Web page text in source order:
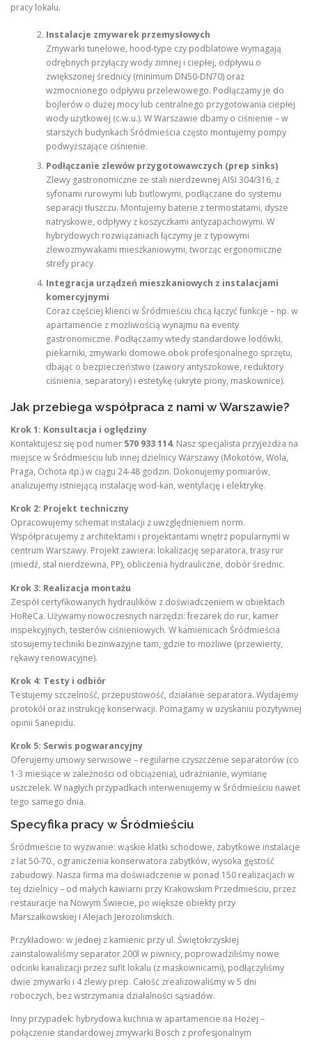
pracy lokalu.
Instalacje zmywarek przemysłowych
Zmywarki tunelowe, hood-type czy podblatowe wymagają
odrębnych przyłączy wody zimnej i ciepłej, odpływu o
zwiększonej średnicy (minimum DN50-DN70) oraz
wzmocnionego odpływu przelewowego. Podłączamy je do
bojlerów o dużej mocy lub centralnego przygotowania ciepłej
wody użytkowej (c.w.u.). W Warszawie dbamy o ciśnienie – w
starszych budynkach Śródmieścia często montujemy pompy
podwyższające ciśnienie.
Podłączanie zlewów przygotowawczych (prep sinks)
Zlewy gastronomiczne ze stali nierdzewnej AISI 304/316, z
syfonami rurowymi lub butlowymi, podłączane do systemu
separacji tłuszczu. Montujemy baterie z termostatami, dysze
natryskowe, odpływy z koszyczkami antyzapachowymi. W
hybrydowych rozwiązaniach łączymy je z typowymi
zlewozmywakami mieszkaniowymi, tworząc ergonomiczne
strefy pracy.
Integracja urządzeń mieszkaniowych z instalacjami
komercyjnymi
Coraz częściej klienci w Śródmieściu chcą łączyć funkcje – np. w
apartamencie z możliwością wynajmu na eventy
gastronomiczne. Podłączamy wtedy standardowe lodówki,
piekarniki, zmywarki domowe obok profesjonalnego sprzętu,
dbając o bezpieczeństwo (zawory antyszokowe, reduktory
ciśnienia, separatory) i estetykę (ukryte piony, maskownice).
Jak przebiega współpraca z nami w Warszawie?
Krok 1: Konsultacja i oględziny
Kontaktujesz się pod numer 570 933 114. Nasz specjalista przyjeżdża na
miejsce w Śródmieściu lub innej dzielnicy Warszawy (Mokotów, Wola,
Praga, Ochota itp.) w ciągu 24-48 godzin. Dokonujemy pomiarów,
analizujemy istniejącą instalację wod-kan, wentylację i elektrykę.
Krok 2: Projekt techniczny
Opracowujemy schemat instalacji z uwzględnieniem norm.
Współpracujemy z architektami i projektantami wnętrz popularnymi w
centrum Warszawy. Projekt zawiera: lokalizację separatora, trasy rur
(miedź, stal nierdzewna, PP), obliczenia hydrauliczne, dobór średnic.
Krok 3: Realizacja montażu
Zespół certyfikowanych hydraulików z doświadczeniem w obiektach
HoReCa. Używamy nowoczesnych narzędzi: frezarek do rur, kamer
inspekcyjnych, testerów ciśnieniowych. W kamienicach Śródmieścia
stosujemy techniki bezinwazyjne tam, gdzie to możliwe (przewierty,
rękawy renowacyjne).
Krok 4: Testy i odbiór
Testujemy szczelność, przepustowość, działanie separatora. Wydajemy
protokół oraz instrukcję konserwacji. Pomagamy w uzyskaniu pozytywnej
opinii Sanepidu.
Krok 5: Serwis pogwarancyjny
Oferujemy umowy serwisowe – regularne czyszczenie separatorów (co
1-3 miesiące w zależności od obciążenia), udrażnianie, wymianę
uszczelek. W nagłych przypadkach interweniujemy w Śródmieściu nawet
tego samego dnia.
Specyfika pracy w Śródmieściu
Śródmieście to wyzwanie: wąskie klatki schodowe, zabytkowe instalacje
z lat 50-70., ograniczenia konserwatora zabytków, wysoka gęstość
zabudowy. Nasza firma ma doświadczenie w ponad 150 realizacjach w
tej dzielnicy – od małych kawiarni przy Krakowskim Przedmieściu, przez
restauracje na Nowym Świecie, po większe obiekty przy
Marszałkowskiej i Alejach Jerozolimskich.
Przykładowo: w jednej z kamienic przy ul. Świętokrzyskiej
zainstalowaliśmy separator 200l w piwnicy, poprowadziliśmy nowe
odcinki kanalizacji przez sufit lokalu (z maskownicami), podłączyliśmy
dwie zmywarki i 4 zlewy prep. Całość zrealizowaliśmy w 5 dni
roboczych, bez wstrzymania działalności sąsiadów.
Inny przypadek: hybrydowa kuchnia w apartamencie na Hożej –
połączenie standardowej zmywarki Bosch z profesjonalnym